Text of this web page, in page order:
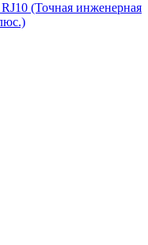
(Точная инженерная